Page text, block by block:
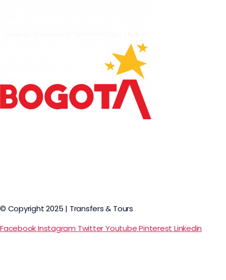
© Copyright 2025 | Transfers & Tours
FacebookInstagram TwitterYoutubePinterest Linkedin